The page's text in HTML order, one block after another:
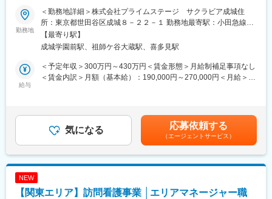
120日～
セコムグループと森ビル株式会社の共同出資により1988年に設立
された介護付有料老人ホーム「サクラビア成城」にて、レストラ
ンスタッフとして活躍いただける方を募集します。
■業務概要
メインミッションとして居住者の方へのお料理の配膳を通して、
〈業務詳細〉
・居住者の方にお料理の配膳
・アルバイトの方への教育
勤務地
＜勤務地詳細＞株式会社プライムステージ サクラビア成城住
所：東京都世田谷区成城８－２２－１ 勤務地最寄駅：小田急線線
／成城学園前駅受動喫煙対策：屋内全面禁煙変更の範囲：会社の
定める事業所
【最寄り駅】
成城学園前駅、祖師ケ谷大蔵駅、喜多見駅
給与
＜予定年収＞300万円～430万円＜賃金形態＞月給制補足事項なし
＜賃金内訳＞月額（基本給）：190,000円～270,000円＜月給＞
はあくまでも目安の金額であり、選考を通じて上下する可能性が
あります。月給(月額)は固定手当を含めた表記です。
気になる 応募依頼する
（エージェントサービス）
NEW
【関東エリア】訪問看護事業 │エリアマネージャー職